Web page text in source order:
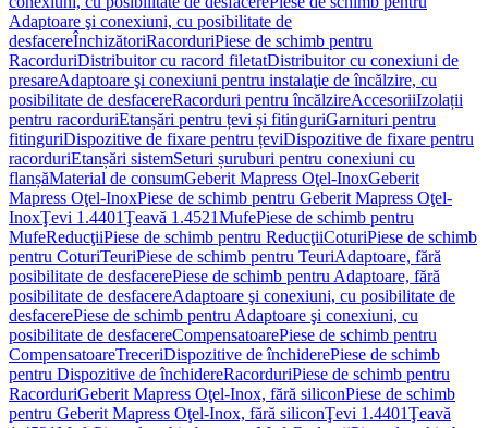
Adaptoare şi conexiuni, cu posibilitate de
desfacereÎnchizătoriRacorduriPiese de schimb pentru
RacorduriDistribuitor cu racord filetatDistribuitor cu conexiuni de
presareAdaptoare şi conexiuni pentru instalaţie de încălzire, cu
posibilitate de desfacereRacorduri pentru încălzireAccesoriiIzolații
pentru racorduriEtanșări pentru țevi și fitinguriGarnituri pentru
fitinguriDispozitive de fixare pentru țeviDispozitive de fixare pentru
racorduriEtanșări sistemSeturi șuruburi pentru conexiuni cu
flanșăMaterial de consumGeberit Mapress Oţel-InoxGeberit
Mapress Oţel-InoxPiese de schimb pentru Geberit Mapress Oţel-
InoxŢevi 1.4401Ţeavă 1.4521MufePiese de schimb pentru
MufeReducţiiPiese de schimb pentru ReducţiiCoturiPiese de schimb
pentru CoturiTeuriPiese de schimb pentru TeuriAdaptoare, fără
posibilitate de desfacerePiese de schimb pentru Adaptoare, fără
posibilitate de desfacereAdaptoare şi conexiuni, cu posibilitate de
desfacerePiese de schimb pentru Adaptoare şi conexiuni, cu
posibilitate de desfacereCompensatoarePiese de schimb pentru
CompensatoareTreceriDispozitive de închiderePiese de schimb
pentru Dispozitive de închidereRacorduriPiese de schimb pentru
RacorduriGeberit Mapress Oţel-Inox, fără siliconPiese de schimb
pentru Geberit Mapress Oţel-Inox, fără siliconŢevi 1.4401Ţeavă